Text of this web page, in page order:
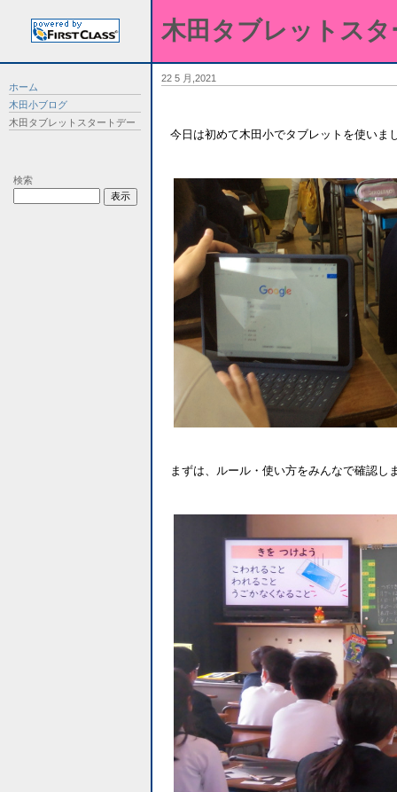
ホーム
木田小ブログ
木田タブレットスタートデー
検索
木田タブレットス
22 5 月,2021
今日は初めて木田小でタブレットを使いま
まずは、ルール・使い方をみんなで確認し